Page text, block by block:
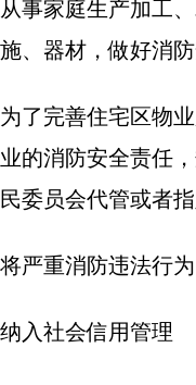
从事家庭生产加工
施、器材，做好消
为了完善住宅区物
业的消防安全责任
民委员会代管或者指
将严重消防违法行为
纳入社会信用管理